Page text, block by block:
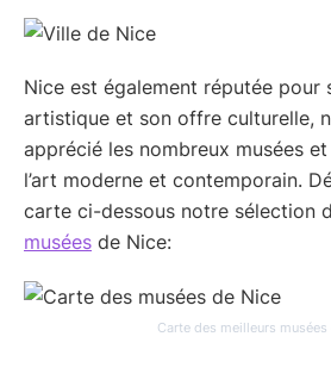
Nice est également réputée pour
artistique et son offre culturelle,
apprécié les nombreux musées
l’art moderne et contemporain.
carte ci-dessous notre sélection
musées de Nice:
Carte des meilleurs musées